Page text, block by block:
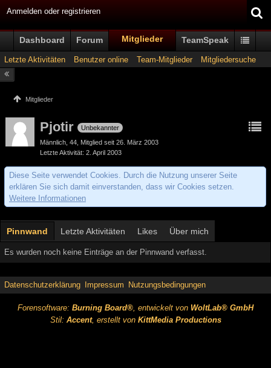
Anmelden oder registrieren
Dashboard Forum Mitglieder TeamSpeak
Letzte Aktivitäten Benutzer online Team-Mitglieder Mitgliedersuche
Mitglieder
Pjotir
Unbekannter
Männlich 44 Mitglied seit 26. März 2003
Letzte Aktivität 2. April 2003
Diese Seite verwendet Cookies. Durch die Nutzung unserer Seite
erklären Sie sich damit einverstanden, dass wir Cookies setzen.
Weitere Informationen
Pinnwand Letzte Aktivitäten Likes Über mich
Es wurden noch keine Einträge an der Pinnwand verfasst.
Datenschutzerklärung Impressum Nutzungsbedingungen
Forensoftware: Burning Board®, entwickelt von WoltLab® GmbH
Stil: Accent, erstellt von KittMedia Productions